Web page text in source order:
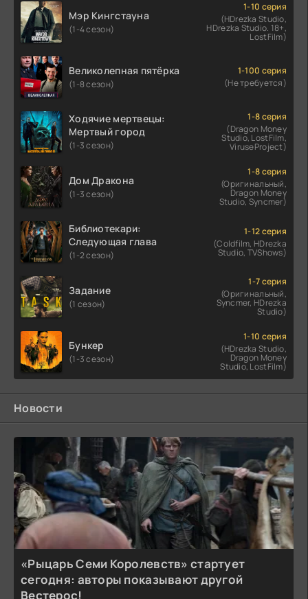
Мэр Кингстауна
(1-4 сезон)
1-10 серия
(HDrezka Studio,
HDrezka Studio. 18+,
LostFilm)
Великолепная пятёрка
(1-8 сезон)
1-100 серия
(Не требуется)
Ходячие мертвецы:
Мертвый город
(1-3 сезон)
1-8 серия
(Dragon Money
Studio, LostFilm,
ViruseProject)
Дом Дракона
(1-3 сезон)
1-8 серия
(Оригинальный,
Dragon Money
Studio, Syncmer)
Библиотекари:
Следующая глава
(1-2 сезон)
1-12 серия
(Coldfilm, HDrezka
Studio, TVShows)
Задание
(1 сезон)
1-7 серия
(Оригинальный,
Syncmer, HDrezka
Studio)
Бункер
(1-3 сезон)
1-10 серия
(HDrezka Studio,
Dragon Money
Studio, LostFilm)
Новости
«Рыцарь Семи Королевств» стартует
сегодня: авторы показывают другой
Вестерос!